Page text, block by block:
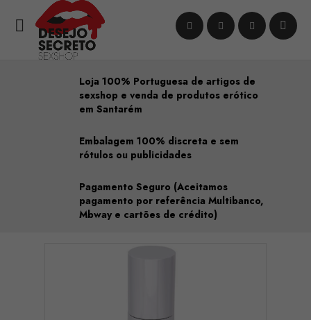

Loja 100% Portuguesa de artigos de
sexshop e venda de produtos erótico
em Santarém
Embalagem 100% discreta e sem
rótulos ou publicidades
Pagamento Seguro (Aceitamos
pagamento por referência Multibanco,
Mbway e cartões de crédito)